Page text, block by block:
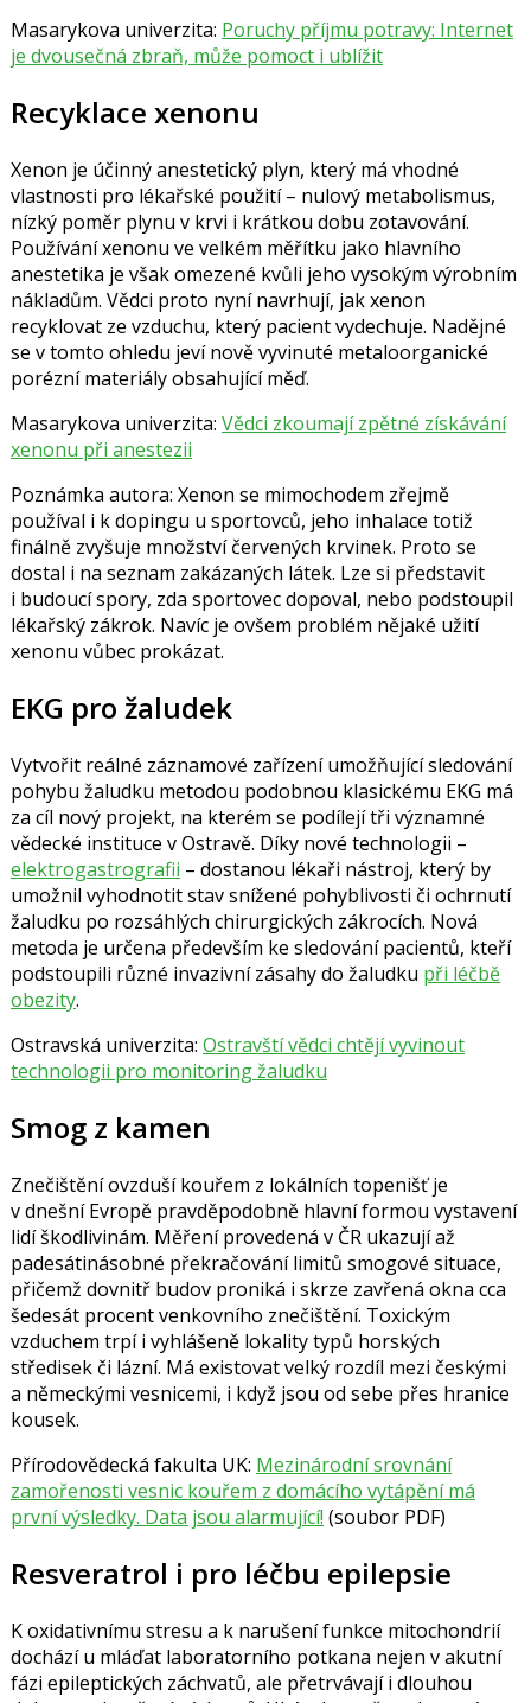
Masarykova univerzita: Poruchy příjmu potravy: Internet
je dvousečná zbraň, může pomoct i ublížit
Recyklace xenonu
Xenon je účinný anestetický plyn, který má vhodné
vlastnosti pro lékařské použití – nulový metabolismus,
nízký poměr plynu v krvi i krátkou dobu zotavování.
Používání xenonu ve velkém měřítku jako hlavního
anestetika je však omezené kvůli jeho vysokým výrobním
nákladům. Vědci proto nyní navrhují, jak xenon
recyklovat ze vzduchu, který pacient vydechuje. Nadějné
se v tomto ohledu jeví nově vyvinuté metaloorganické
porézní materiály obsahující měď.
Masarykova univerzita: Vědci zkoumají zpětné získávání
xenonu při anestezii
Poznámka autora: Xenon se mimochodem zřejmě
používal i k dopingu u sportovců, jeho inhalace totiž
finálně zvyšuje množství červených krvinek. Proto se
dostal i na seznam zakázaných látek. Lze si představit
i budoucí spory, zda sportovec dopoval, nebo podstoupil
lékařský zákrok. Navíc je ovšem problém nějaké užití
xenonu vůbec prokázat.
EKG pro žaludek
Vytvořit reálné záznamové zařízení umožňující sledování
pohybu žaludku metodou podobnou klasickému EKG má
za cíl nový projekt, na kterém se podílejí tři významné
vědecké instituce v Ostravě. Díky nové technologii –
elektrogastrografii – dostanou lékaři nástroj, který by
umožnil vyhodnotit stav snížené pohyblivosti či ochrnutí
žaludku po rozsáhlých chirurgických zákrocích. Nová
metoda je určena především ke sledování pacientů, kteří
podstoupili různé invazivní zásahy do žaludku při léčbě
obezity.
Ostravská univerzita: Ostravští vědci chtějí vyvinout
technologii pro monitoring žaludku
Smog z kamen
Znečištění ovzduší kouřem z lokálních topenišť je
v dnešní Evropě pravděpodobně hlavní formou vystavení
lidí škodlivinám. Měření provedená v ČR ukazují až
padesátinásobné překračování limitů smogové situace,
přičemž dovnitř budov proniká i skrze zavřená okna cca
šedesát procent venkovního znečištění. Toxickým
vzduchem trpí i vyhlášeně lokality typů horských
středisek či lázní. Má existovat velký rozdíl mezi českými
a německými vesnicemi, i když jsou od sebe přes hranice
kousek.
Přírodovědecká fakulta UK: Mezinárodní srovnání
zamořenosti vesnic kouřem z domácího vytápění má
první výsledky. Data jsou alarmující! (soubor PDF)
Resveratrol i pro léčbu epilepsie
K oxidativnímu stresu a k narušení funkce mitochondrií
dochází u mláďat laboratorního potkana nejen v akutní
fázi epileptických záchvatů, ale přetrvávají i dlouhou